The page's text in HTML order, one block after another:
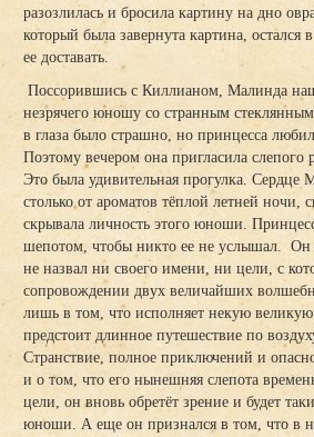
разозлилась и бросила картину на дно
который была завернута картина, остался
ее доставать.
Поссорившись с Киллианом, Малинда
незрячего юношу со странным
в глаза было страшно, но принцесса
Поэтому вечером она пригласила слепого
Это была удивительная прогулка. Сердце
столько от ароматов тёплой летней ночи,
скрывала личность этого юноши.
шепотом, чтобы никто ее не услышал. Он
не назвал ни своего имени, ни цели, с
сопровождении двух величайших
лишь в том, что исполняет некую
предстоит длинное путешествие по
Странствие, полное приключений и
и о том, что его нынешняя слепота
цели, он вновь обретёт зрение и будет
юноши. А еще он признался в том, что в